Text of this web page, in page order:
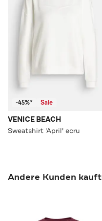
-45%* Sale
VENICE BEACH
Sweatshirt 'April' ecru
Andere Kunden